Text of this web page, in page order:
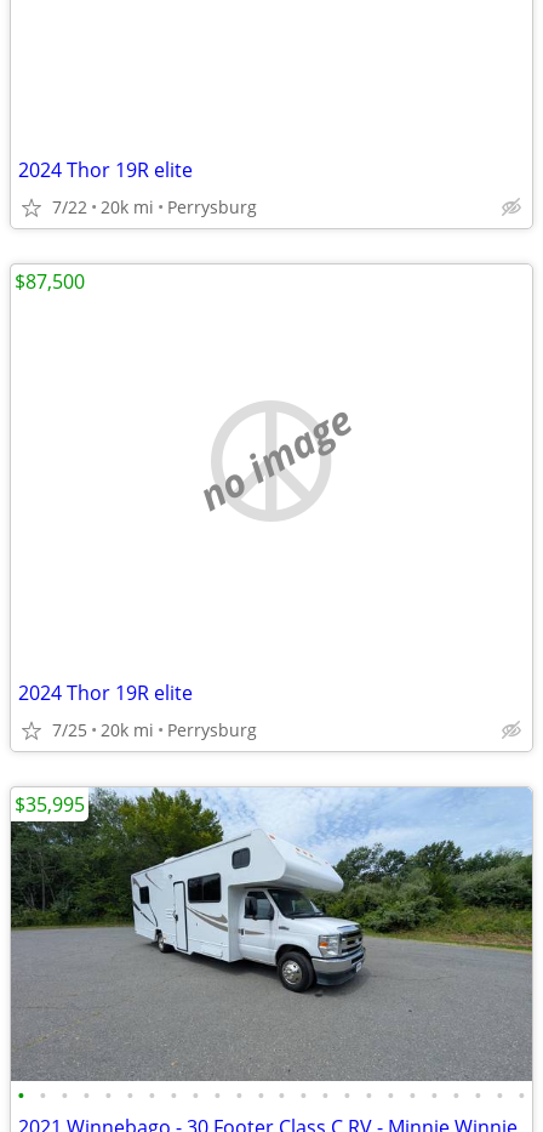
2024 Thor 19R elite
7/22 20k mi Perrysburg
no image
2024 Thor 19R elite
7/25 20k mi Perrysburg
$87,500
• • • • • • • • • • • • • • • • • • • • • • • •
$35,995